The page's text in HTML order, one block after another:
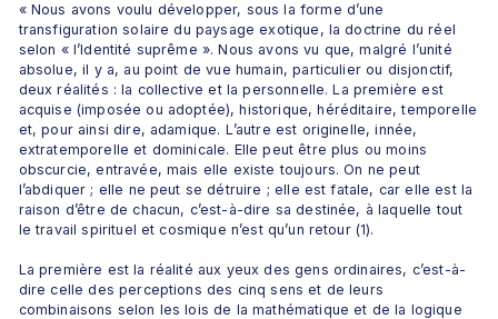
« Nous avons voulu développer, sous la forme d’une
transfiguration solaire du paysage exotique, la doctrine du réel
selon « l’Identité suprême ». Nous avons vu que, malgré l’unité
absolue, il y a, au point de vue humain, particulier ou disjonctif,
deux réalités : la collective et la personnelle. La première est
acquise (imposée ou adoptée), historique, héréditaire, temporelle
et, pour ainsi dire, adamique. L’autre est originelle, innée,
extratemporelle et dominicale. Elle peut être plus ou moins
obscurcie, entravée, mais elle existe toujours. On ne peut
l’abdiquer ; elle ne peut se détruire ; elle est fatale, car elle est la
raison d’être de chacun, c’est-à-dire sa destinée, à laquelle tout
le travail spirituel et cosmique n’est qu’un retour (1).
La première est la réalité aux yeux des gens ordinaires, c’est-à-
dire celle des perceptions des cinq sens et de leurs
combinaisons selon les lois de la mathématique et de la logique